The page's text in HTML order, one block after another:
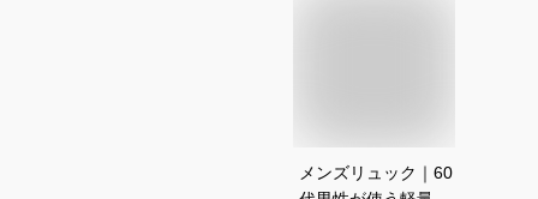
メンズリュック｜60